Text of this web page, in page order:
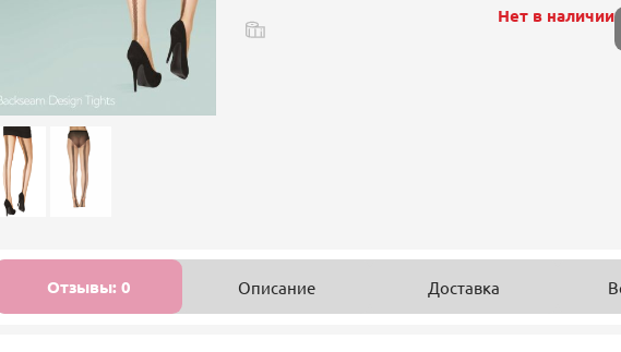
Нет в наличии
Отзывы: 0 Описание Доставка